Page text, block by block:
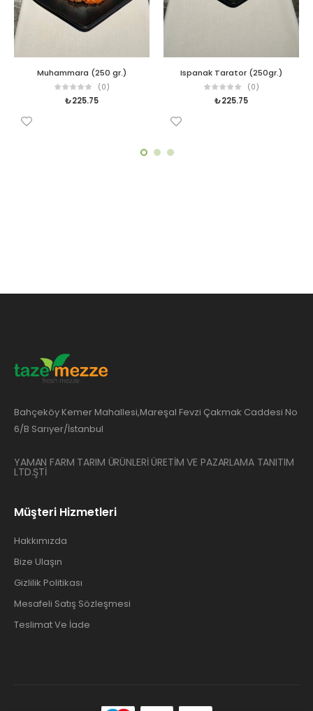
Muhammara (250 gr.)
(0)
₺225.75
Ispanak Tarator (250gr.)
(0)
₺225.75
Bahçeköy Kemer Mahallesi,Mareşal Fevzi Çakmak Caddesi No
6/B Sarıyer/İstanbul
YAMAN FARM TARIM ÜRÜNLERİ ÜRETİM VE PAZARLAMA TANITIM
LTD.ŞTİ
Müşteri Hizmetleri
Hakkımızda
Bize Ulaşın
Gizlilik Politikası
Mesafeli Satış Sözleşmesi
Teslimat Ve İade